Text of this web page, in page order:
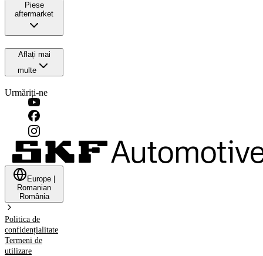
Piese
aftermarket
Aflați mai
multe
Urmăriți-ne
Europe
Romanian
România
Politica de
confidențialitate
Termeni de
utilizare